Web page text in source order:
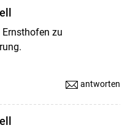
zu
antworten